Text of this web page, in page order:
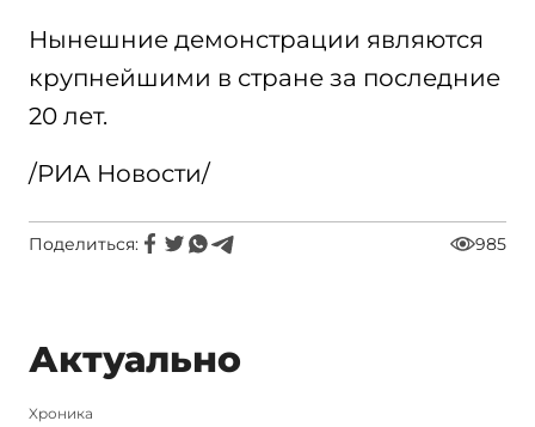
Нынешние демонстрации являются
крупнейшими в стране за последние
20 лет.
/РИА Новости/
Поделиться: 985
Актуально
Xроника